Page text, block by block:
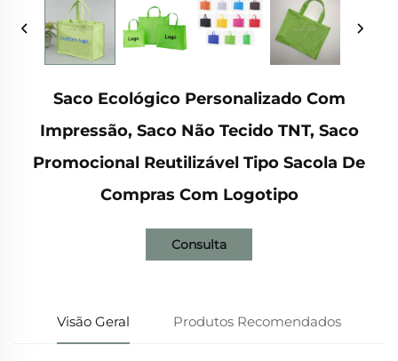
Saco Ecológico Personalizado Com
Impressão, Saco Não Tecido TNT, Saco
Promocional Reutilizável Tipo Sacola De
Compras Com Logotipo
Consulta
Visão Geral Produtos Recomendados